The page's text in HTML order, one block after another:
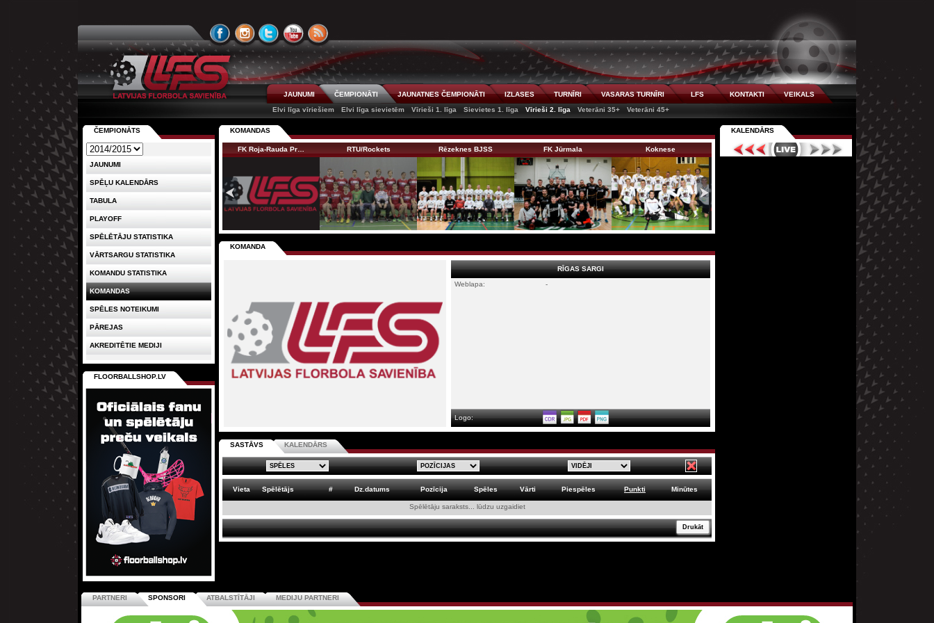
JAUNUMI ČEMPIONĀTI JAUNATNES ČEMPIONĀTI IZLASES TURNĪRI VASARAS TURNĪRI LFS KONTAKTI
VEIKALS
Elvi līga vīriešiem
Elvi līga sievietēm Vīrieši 1. līga Sievietes 1. līga Vīrieši 2. līga Veterāni 35+ Veterāni 45+
KOMANDAS
FK Roja-Rauda Pr… RTU/Rockets Rēzeknes BJSS FK Jūrmala Koknese Talsu NSS FK Valka
KOMANDA
RĪGAS SARGI
Weblapa:
-
Logo:
SASTĀVS KALENDĀRS
Vieta Spēlētājs # Dz.datums Pozīcija Spēles Vārti Piespēles Punkti Minūtes
Spēlētāju saraksts... lūdzu uzgaidiet
Drukāt
ČEMPIONĀTS
JAUNUMI
SPĒĻU KALENDĀRS
TABULA
PLAYOFF
SPĒLĒTĀJU STATISTIKA
VĀRTSARGU STATISTIKA
KOMANDU STATISTIKA
KOMANDAS
SPĒLES NOTEIKUMI
PĀREJAS
AKREDITĒTIE MEDIJI
FLOORBALLSHOP.LV
KALENDĀRS
PARTNERI SPONSORI ATBALSTĪTĀJI MEDIJU PARTNERI